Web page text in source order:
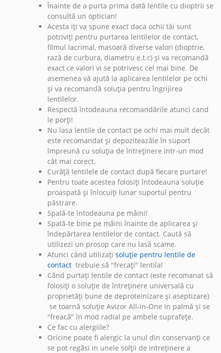
Înainte de a purta prima dată lentile cu dioptrii se
consultă un optician!
Acesta iți va spune exact daca ochii tăi sunt
potriviți pentru purtarea lentilelor de contact,
filmul lacrimal, masoară diverse valori (dioptrie,
rază de curbura, diametru e.t.c) și va recomandă
exact ce valori vi se potrivesc cel mai bine. De
asemenea vă ajută la aplicarea lentilelor pe ochi
și va recomandă soluția pentru îngrijirea
lentilelor.
Respectă întodeauna recomandările atunci cand
le porți!
Nu lasa lentile de contact pe ochi mai mult decât
este recomandat și depoziteazăle în suport
împreună cu soluția de întreținere intr-un mod
cât mai corect.
Curăță lentilele de contact după fiecare purtare!
Pentru toate acestea folosiți întodeauna soluție
proaspată și înlocuiți lunar suportul pentru
păstrare.
Spală-te întodeauna pe mâini!
Spală-te bine pe mâini înainte de aplicarea și
îndepărtarea lentilelor de contact. Caută să
utilizezi un prosop care nu lasă scame.
Atunci când utilizați soluție pentru lentile de
contact trebuie să "frecați" lentila!
Cănd purtați lentile de contact (este recomanat să
folosiți o soluție de întreținere universală cu
proprietăți bune de deproteinizare și aseptizare)
se toarnă soluție Avizor All-in-One in palmă și se
"freacă" în mod radial pe ambele suprafețe.
Ce fac cu alergiile?
Oricine poate fi alergic la unul din conservanți ce
se pot regăsi in unele solții de intreținere a